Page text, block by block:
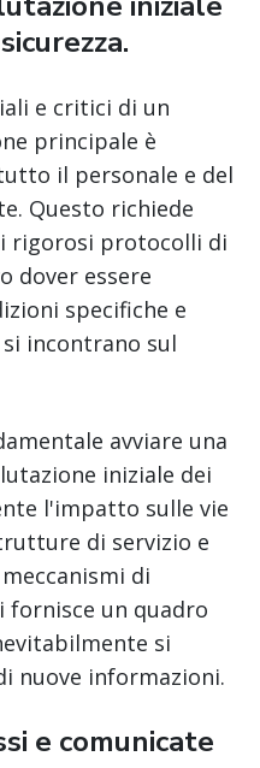
e critici di un
principale è
il personale e del
Questo richiede
rigorosi protocolli di
dover essere
specifiche e
incontrano sul
avviare una
iniziale dei
l'impatto sulle vie
di servizio e
di
fornisce un quadro
si
nuove informazioni.
e comunicate